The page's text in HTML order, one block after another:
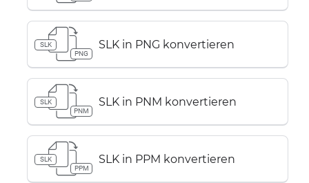
SLK
PNG
SLK in PNG konvertieren
SLK
PNM
SLK in PNM konvertieren
SLK
PPM
SLK in PPM konvertieren